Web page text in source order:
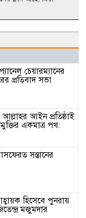
চেয়ারম্যানের
প্রতিবাদ সভা
আইন প্রতিষ্ঠাই
মুক্তির একমাত্র পথ:
সন্তানের
হিসেবে পুনরায়
মজুমদার